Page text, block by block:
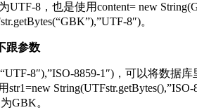
8，也是使用content= new
8″)。
跟参数
8″),”ISO-8859-1″)，可以将数据
String(UTFstr.getBytes(),”ISO-
GBK。